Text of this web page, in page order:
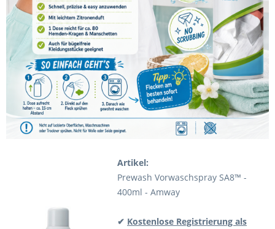
Artikel:
Prewash Vorwaschspray SA8™ -
400ml - Amway
✔ Kostenlose Registrierung als